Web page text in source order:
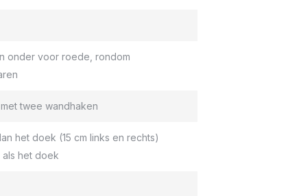
onder voor roede, rondom
twee wandhaken
het doek (15 cm links en rechts)
het doek